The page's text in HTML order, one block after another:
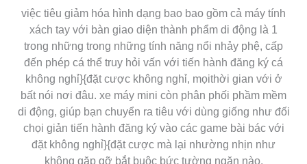
việc tiêu giảm hóa hình dạng bao bao gồm cả máy tính
xách tay với bàn giao diện thành phẩm di động là 1
trong những trong những tính năng nổi nhảy phệ, cấp
đến phép cá thể truy hỏi vấn với tiến hành đăng ký cá
không nghỉ}{đặt cược không nghỉ, mọithời gian với ở
bất nói nơi đâu. xe máy mini còn phân phối phầm mềm
di động, giúp bạn chuyển ra tiêu với dùng giống như đối
chọi giản tiến hành đăng ký vào các game bài bác với
đặt không nghỉ}{đặt cược mà lại nhường nhịn như
không gặp gỡ bắt buộc bức tường ngăn nào.